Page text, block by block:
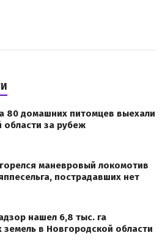
80 домашних питомцев выехали
области за рубеж
маневровый локомотив
пострадавших нет
нашел 6,8 тыс. га
в Новгородской области